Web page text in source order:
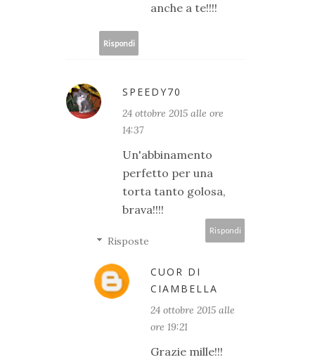
anche a te!!!!
Rispondi
SPEEDY70
24 ottobre 2015 alle ore
14:37
Un'abbinamento
perfetto per una
torta tanto golosa,
brava!!!!
Rispondi
Risposte
CUOR DI
CIAMBELLA
24 ottobre 2015 alle
ore 19:21
Grazie mille!!!